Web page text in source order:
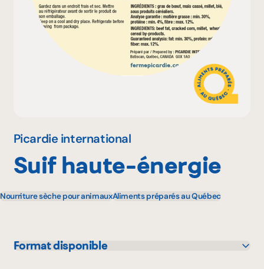
À propos
Picardie international
Suif haute-énergie
Nourriture sèche pour animauxAliments préparés au Québec
Format disponible